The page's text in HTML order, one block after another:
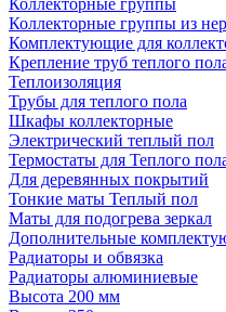
Коллекторные группы из
Комплектующие для
Крепление труб теплого
Теплоизоляция
Трубы для теплого пола
Шкафы коллекторные
Электрический теплый пол
Термостаты для Теплого
Для деревянных покрытий
Тонкие маты Теплый пол
Маты для подогрева зеркал
Дополнительные
Радиаторы и обвязка
Радиаторы алюминиевые
Высота 200 мм